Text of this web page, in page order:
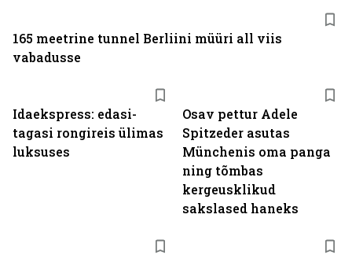
Idaekspress: edasi-
tagasi rongireis ülimas
luksuses
Osav pettur Adele
Spitzeder asutas
Münchenis oma panga
ning tõmbas
kergeusklikud
sakslased haneks
165 meetrine tunnel Berliini müüri all viis
vabadusse